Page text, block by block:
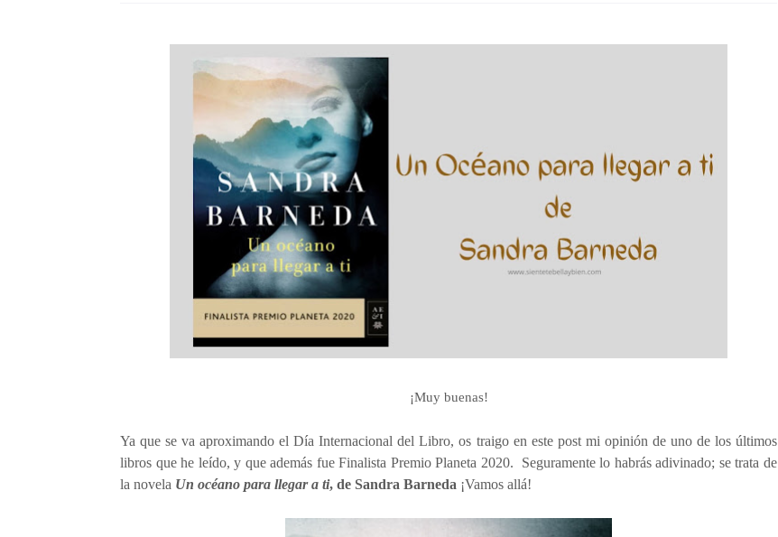
¡Muy buenas!
Ya que se va aproximando el Día Internacional del Libro, os traigo en este post mi opinión de uno de los últimos
libros que he leído, y que además fue Finalista Premio Planeta 2020. Seguramente lo habrás adivinado; se trata de
la novela Un océano para llegar a ti, de Sandra Barneda ¡Vamos allá!